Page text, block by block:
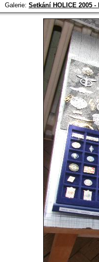
Galerie: Setkání HOLICE 2005 - II